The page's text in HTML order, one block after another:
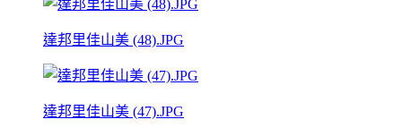
達邦里佳山美 (48).JPG
達邦里佳山美 (47).JPG